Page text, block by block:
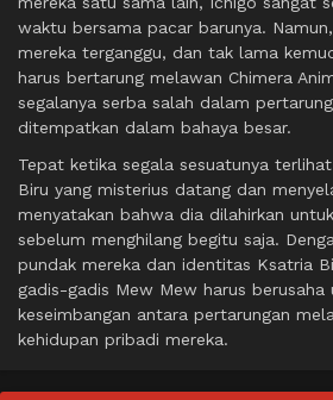
waktu bersama pacar barunya.
mereka terganggu, dan tak lama
harus bertarung melawan Chimera
segalanya serba salah dalam
ditempatkan dalam bahaya besar.
Tepat ketika segala sesuatunya
Biru yang misterius datang dan
menyatakan bahwa dia dilahirkan
sebelum menghilang begitu saja.
pundak mereka dan identitas Ksatria
gadis-gadis Mew Mew harus berusaha
keseimbangan antara pertarungan
kehidupan pribadi mereka.